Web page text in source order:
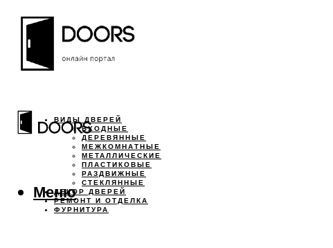
ВИДЫ ДВЕРЕЙ
ВХОДНЫЕ
ДЕРЕВЯННЫЕ
МЕЖКОМНАТНЫЕ
МЕТАЛЛИЧЕСКИЕ
ПЛАСТИКОВЫЕ
РАЗДВИЖНЫЕ
СТЕКЛЯННЫЕ
ДЕКОР ДВЕРЕЙ
РЕМОНТ И ОТДЕЛКА
ФУРНИТУРА
Меню